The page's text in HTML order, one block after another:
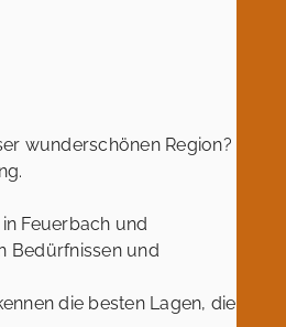
wunderschönen Region?
Feuerbach und
Bedürfnissen und
die besten Lagen, die